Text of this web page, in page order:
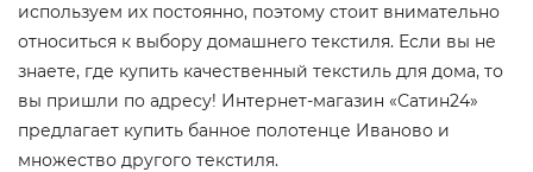
используем их постоянно, поэтому стоит внимательно
относиться к выбору домашнего текстиля. Если вы не
знаете, где купить качественный текстиль для дома, то
вы пришли по адресу! Интернет-магазин «Сатин24»
предлагает купить банное полотенце Иваново и
множество другого текстиля.